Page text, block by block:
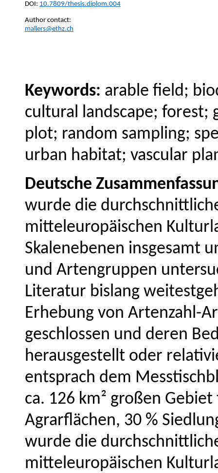
DOI: 10.7809/thesis.diplom.004
Author contact:
mallers@ethz.ch
Keywords: arable field;
cultural landscape; forest;
plot; random sampling;
urban habitat; vascular
Deutsche
wurde die
mitteleuropäischen
Skalenebenen insgesamt
und Artengruppen
Literatur bislang
Erhebung von Artenzahl-
geschlossen und deren
herausgestellt oder
entsprach dem
ca. 126 km² großen
Agrarflächen, 30 %
wurde die
mitteleuropäischen